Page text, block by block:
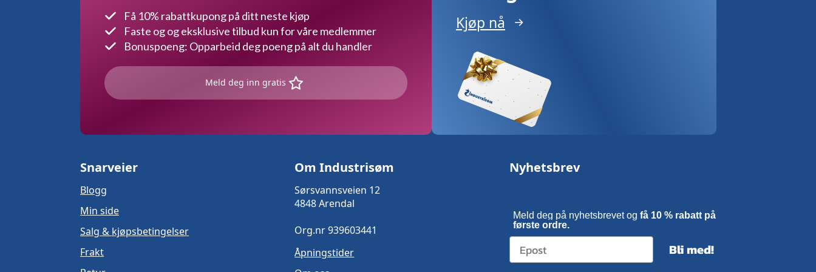
Få 10% rabattkupong på ditt neste kjøp
Faste og og eksklusive tilbud kun for våre medlemmer
Bonuspoeng: Opparbeid deg poeng på alt du handler
Meld deg inn gratis
Kjøp nå
Snarveier
Blogg
Min side
Salg & kjøpsbetingelser
Frakt
Om Industrisøm
Sørsvannsveien 12
4848 Arendal
Org.nr 939603441
Åpningstider
Nyhetsbrev
Meld deg på nyhetsbrevet og få 10 % rabatt på
første ordre.
Bli med!